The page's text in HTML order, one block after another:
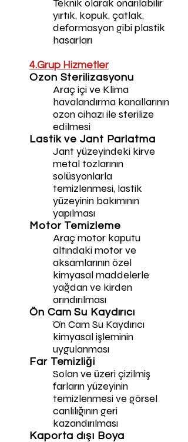
Teknik olarak onarılabilir
yırtık, kopuk, çatlak,
deformasyon gibi plastik
hasarları
4.Grup Hizmetler
Ozon Sterilizasyonu
Araç içi ve Klima
havalandırma kanallarının
ozon cihazı ile sterilize
edilmesi
Lastik ve Jant Parlatma
Jant yüzeyindeki kirve
metal tozlarının
solüsyonlarla
temizlenmesi, lastik
yüzeyinin bakımının
yapılması
Motor Temizleme
Araç motor kaputu
altındaki motor ve
aksamlarının özel
kimyasal maddelerle
yağdan ve kirden
arındırılması
Ön Cam Su Kaydırıcı
Ön Cam Su Kaydırıcı
kimyasal işleminin
uygulanması
Far Temizliği
Solan ve üzeri çizilmiş
farların yüzeyinin
temizlenmesi ve görsel
canlılığının geri
kazandırılması
Kaporta dışı Boya